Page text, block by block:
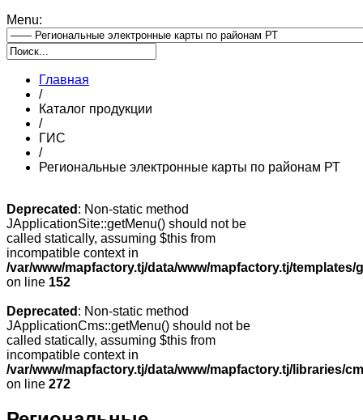
Menu:
Главная
/
Каталог продукции
/
ГИС
/
Региональные электронные карты по районам РТ
Deprecated : Non-static method
JApplicationSite::getMenu() should not be
called statically, assuming $this from
incompatible context in
/var/www/mapfactory.tj/data/www/mapfactory.tj/
on line 152
Deprecated : Non-static method
JApplicationCms::getMenu() should not be
called statically, assuming $this from
incompatible context in
/var/www/mapfactory.tj/data/www/mapfactory.tj/libraries/
on line 272